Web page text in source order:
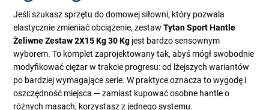
Jeśli szukasz sprzętu do domowej siłowni, który pozwala
elastycznie zmieniać obciążenie, zestawTytan Sport Hantle
Żeliwne Zestaw 2X15 Kg 30 Kg jest bardzo sensownym
wyborem. To komplet zaprojektowany tak, abyś mógł swobodnie
modyfikować ciężar w trakcie progresu: od lżejszych wariantów
po bardziej wymagające serie. W praktyce oznacza to wygodę i
oszczędność miejsca — zamiast kupować osobne hantle o
różnych masach, korzystasz z jednego systemu.